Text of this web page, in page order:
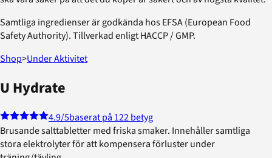
Samtliga ingredienser är godkända hos EFSA (European Food
Safety Authority). Tillverkad enligt HACCP / GMP.
Shop>Under Aktivitet
U Hydrate
4.9/5baserat på 122 betyg
Brusande salttabletter med friska smaker. Innehåller samtliga
stora elektrolyter för att kompensera förluster under